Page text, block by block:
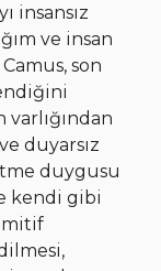
insansız
ve insan
son
duyarsız
duygusu
kendi gibi